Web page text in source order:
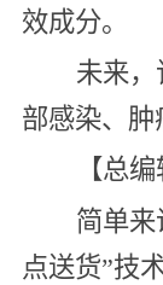
效成分。
未来
部感染、肿
【总
简单来
点送货”技